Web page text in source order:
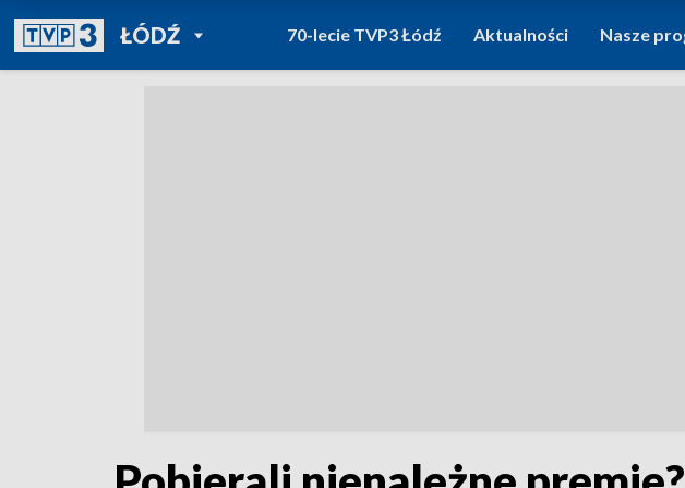
ŁÓDŹPOWRÓT DO
TVP REGIONY
70-lecie TVP3 Łódź Aktualności Nasze